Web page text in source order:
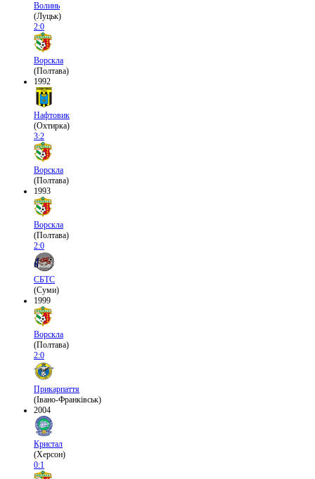
Волинь
(Луцьк)
2:0
Ворскла
(Полтава)
1992
Нафтовик
(Охтирка)
3:2
Ворскла
(Полтава)
1993
Ворскла
(Полтава)
2:0
СБТС
(Суми)
1999
Ворскла
(Полтава)
2:0
Прикарпаття
(Івано-Франківськ)
2004
Кристал
(Херсон)
0:1